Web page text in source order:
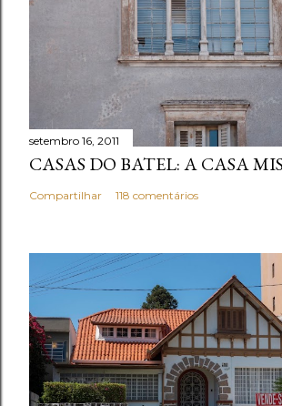
setembro 16, 2011
CASAS DO BATEL: A CASA
Compartilhar 118 comentários